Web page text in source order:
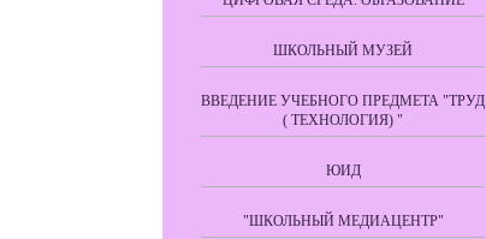
ШКОЛЬНЫЙ МУЗЕЙ
ВВЕДЕНИЕ УЧЕБНОГО ПРЕДМЕТА "ТРУД
( ТЕХНОЛОГИЯ) "
ЮИД
"ШКОЛЬНЫЙ МЕДИАЦЕНТР"